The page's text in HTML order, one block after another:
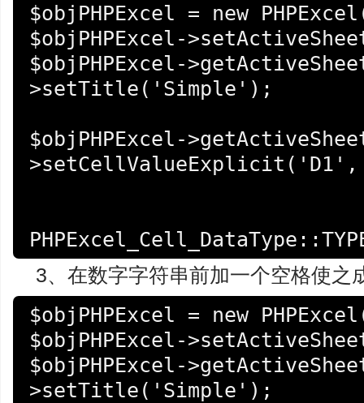
$objPHPExcel = new
$objPHPExcel-
$objPHPExcel-
>setTitle('Simple');
$objPHPExcel-
>setCellValueExplicit('D1',
3、在数字字符串前加一个空格使之
$objPHPExcel = new
$objPHPExcel-
$objPHPExcel-
>setTitle('Simple');